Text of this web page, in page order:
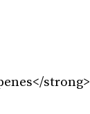
strong>